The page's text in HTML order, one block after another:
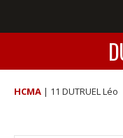
HCMA | 11 DUTRUEL Léo